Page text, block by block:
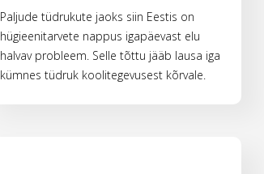
Paljude tüdrukute jaoks siin Eestis on
hügieenitarvete nappus igapäevast elu
halvav probleem. Selle tõttu jääb lausa iga
kümnes tüdruk koolitegevusest kõrvale.